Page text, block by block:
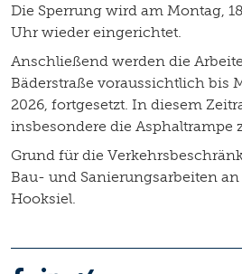
Die Sperrung wird am Montag,
Uhr wieder eingerichtet.
Anschließend werden die
Bäderstraße voraussichtlich bis
2026, fortgesetzt. In diesem
insbesondere die Asphaltrampe
Grund für die
Bau- und Sanierungsarbeiten an
Hooksiel.